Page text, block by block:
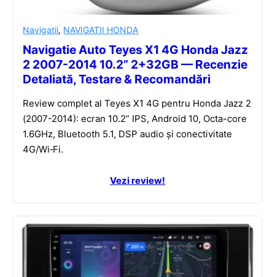
Navigatii, NAVIGATII HONDA
Navigatie Auto Teyes X1 4G Honda Jazz
2 2007-2014 10.2” 2+32GB — Recenzie
Detaliată, Testare & Recomandări
Review complet al Teyes X1 4G pentru Honda Jazz 2
(2007-2014): ecran 10.2” IPS, Android 10, Octa-core
1.6GHz, Bluetooth 5.1, DSP audio și conectivitate
4G/Wi‑Fi.
Vezi review!